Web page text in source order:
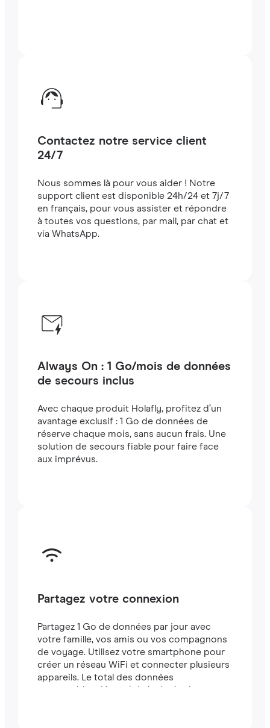
Contactez notre service client
24/7
Nous sommes là pour vous aider ! Notre
support client est disponible 24h/24 et 7j/7
en français, pour vous assister et répondre
à toutes vos questions, par mail, par chat et
via WhatsApp.
Always On : 1 Go/mois de données
de secours inclus
Avec chaque produit Holafly, profitez d’un
avantage exclusif : 1 Go de données de
réserve chaque mois, sans aucun frais. Une
solution de secours fiable pour faire face
aux imprévus.
Partagez votre connexion
Partagez 1 Go de données par jour avec
votre famille, vos amis ou vos compagnons
de voyage. Utilisez votre smartphone pour
créer un réseau WiFi et connecter plusieurs
appareils. Le total des données
partageables dépend de la durée de votre